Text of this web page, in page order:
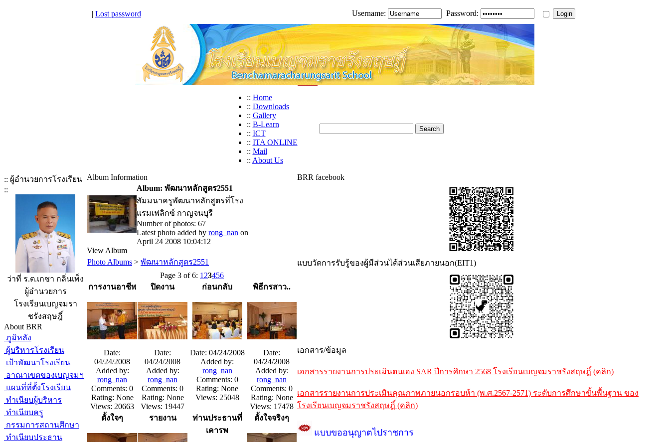
| Lost password Username: Password:
:: Home
:: Downloads
:: Gallery
:: B-Learn
:: ICT
:: ITA ONLINE
:: Mail
:: About Us
:: ผู้อำนวยการโรงเรียน
::
ว่าที่ ร.ต.เกชา กลิ่นเพ็ง
ผู้อำนวยการ
โรงเรียนเบญจมรา
ชรังสฤษฎิ์
About BRR
ภูมิหลัง
ผู้บริหารโรงเรียน
เป้าพัฒนาโรงเรียน
อาณาเขตของเบญจมฯ
แผนที่ที่ตั้งโรงเรียน
ทำเนียบผู้บริหาร
ทำเนียบครู
กรรมการสถานศึกษา
ทำเนียบประธาน
Album Information
Album: พัฒนาหลักสูตร2551
สัมมนาครูพัฒนาหลักสูตรที่โรง
แรมเฟลิกซ์ กาญจนบุรี
Number of photos: 67
Latest photo added by rong_nan on
April 24 2008 10:04:12
View Album
Photo Albums > พัฒนาหลักสูตร2551
Page 3 of 6: 1 23456
การงานอาชีพ
Date:
04/24/2008
Added by:
rong_nan
Comments: 0
Rating: None
Views: 20663
ปิดงาน
Date:
04/24/2008
Added by:
rong_nan
Comments: 0
Rating: None
Views: 19447
ก่อนกลับ
Date: 04/24/2008
Added by:
rong_nan
Comments: 0
Rating: None
Views: 25048
พิธีกรสาว..
Date:
04/24/2008
Added by:
rong_nan
Comments: 0
Rating: None
Views: 17478
ตั้งใจๆ
รายงาน
ท่านประธานที่
เคารพ
ตั้งใจจริงๆ
BRR facebook
แบบวัดการรับรู้ของผู้มีส่วนได้ส่วนเสียภายนอก(EIT1)
เอกสาร/ข้อมูล
เอกสารรายงานการประเมินตนเอง SAR ปีการศึกษา 2568 โรงเรียนเบญจมราชรังสฤษฎิ์ (คลิก)
เอกสารรายงานการประเมินคุณภาพภายนอกรอบห้า (พ.ศ.2567-2571) ระดับการศึกษาขั้นพื้นฐาน ของ
โรงเรียนเบญจมราชรังสฤษฎิ์ (คลิก)
แบบขออนุญาตไปราชการ